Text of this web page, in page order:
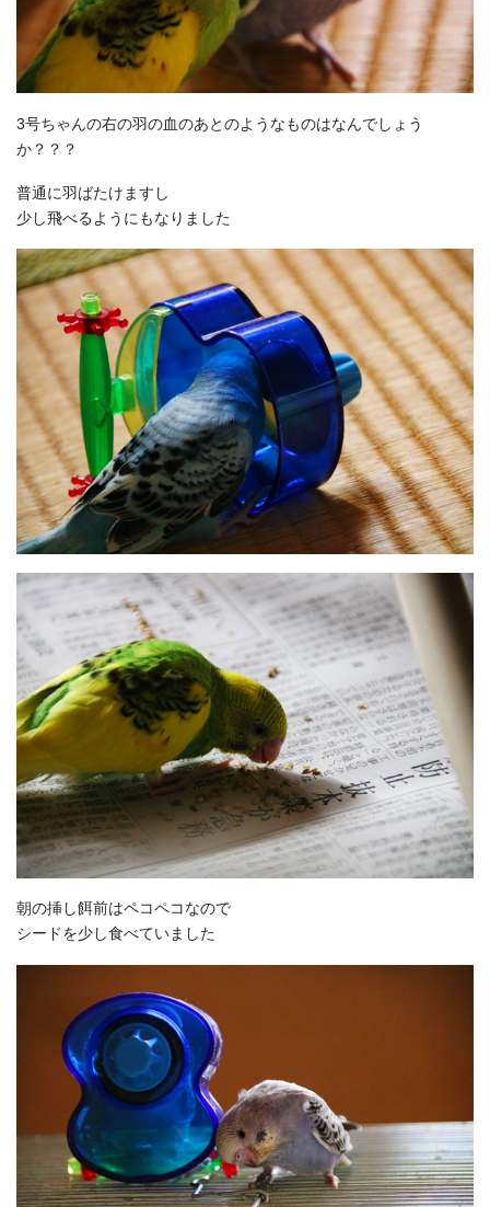
3号ちゃんの右の羽の血のあとのようなものはなんでしょう
か？？？
普通に羽ばたけますし
少し飛べるようにもなりました
朝の挿し餌前はペコペコなので
シードを少し食べていました